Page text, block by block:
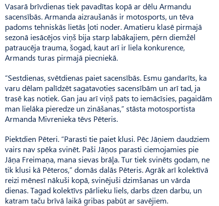
Vasarā brīvdienas tiek pavadītas kopā ar dēlu Armandu
sacensībās. Armanda aizraušanās ir motosports, un tēva
padoms tehniskās lietās ļoti noder. Amatieru klasē pirmajā
sezonā iesācējos viņš bija starp labākajiem, pērn diemžēl
patraucēja trauma, šogad, kaut arī ir liela konkurence,
Armands turas pirmajā piecniekā.
“Sestdienas, svētdienas paiet sacensībās. Esmu gandarīts, ka
varu dēlam palīdzēt sagatavoties sacensībām un arī tad, ja
trasē kas notiek. Gan jau arī viņš pats to iemācīsies, pagaidām
man lielāka pieredze un zināšanas,” stāsta motosportista
Armanda Mivrenieka tēvs Pēteris.
Piektdien Pēteri. “Parasti tie paiet klusi. Pēc Jāņiem daudziem
vairs nav spēka svinēt. Paši Jāņos parasti ciemojamies pie
Jāņa Freimaņa, mana sievas brāļa. Tur tiek svinēts godam, ne
tik klusi kā Pēteros,” domās dalās Pēteris. Agrāk arī kolektīvā
reizi mēnesī nākuši kopā, svinējuši dzimšanas un vārda
dienas. Tagad kolektīvs pārlieku liels, darbs dzen darbu, un
katram taču brīvā laikā gribas pabūt ar savējiem.